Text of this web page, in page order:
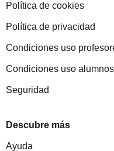
Política de cookies
Política de privacidad
Condiciones uso
Condiciones uso alumnos
Seguridad
Descubre más
Ayuda